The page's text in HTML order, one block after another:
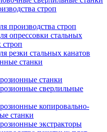
строп
производства строп
опрессовки стальных
строп
резки стальных канатов
станки
станки
сверлильные
копировально-
станки
экстракторы